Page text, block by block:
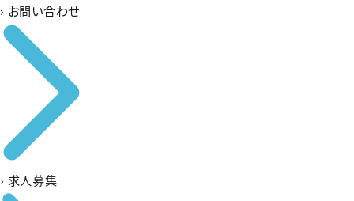
› お問い合わせ
› 求人募集